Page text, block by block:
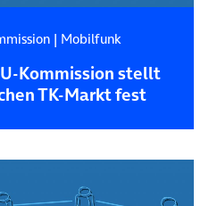
| Mobilfunk
Kommission stellt
TK-Markt fest